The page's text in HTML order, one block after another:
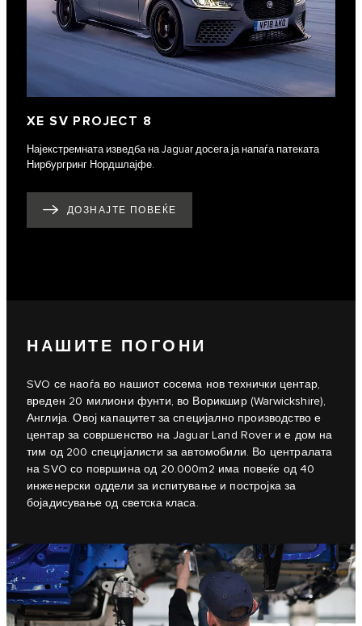
XE SV PROJECT 8
Најекстремната изведба на Jaguar досега ја напаѓа патеката
Нирбургринг Нордшлајфе.
ДОЗНАЈТЕ ПОВЕЌЕ
НАШИТЕ ПОГОНИ
SVO се наоѓа во нашиот сосема нов технички центар,
вреден 20 милиони фунти, во Ворикшир (Warwickshire),
Англија. Овој капацитет за специјално производство е
центар за совршенство на Jaguar Land Rover и е дом на
тим од 200 специјалисти за автомобили. Во централата
на SVO со површина од 20.000m2 има повеќе од 40
инженерски оддели за испитување и постројка за
бојадисување од светска класа.